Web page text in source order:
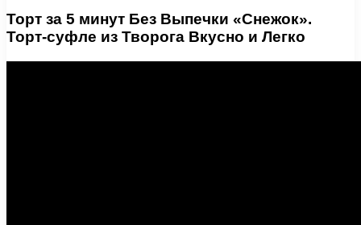
Торт за 5 минут Без Выпечки «Снежок».
Торт-суфле из Творога Вкусно и Легко